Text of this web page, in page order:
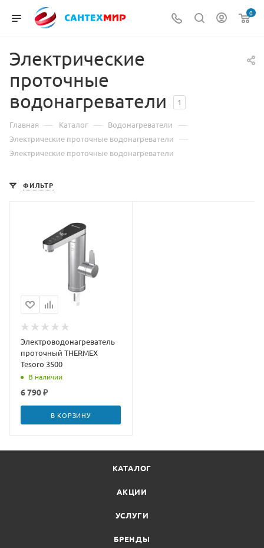
0
Электрические
проточные
водонагреватели
1
Главная — Каталог — Водонагреватели —
Электрические проточные водонагреватели —
Электрические проточные водонагреватели
ФИЛЬТР
Электроводонагреватель
проточный THERMEX
Tesoro 3500
В наличии
6 790 ₽
В КОРЗИНУ
КАТАЛОГ
АКЦИИ
УСЛУГИ
БРЕНДЫ